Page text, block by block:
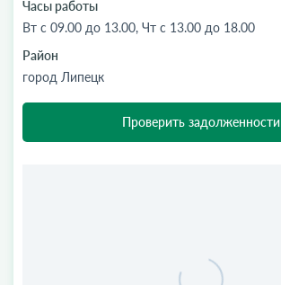
Часы работы
Вт с 09.00 до 13.00, Чт с 13.00 до 18.00
Район
город Липецк
Проверить задолженности